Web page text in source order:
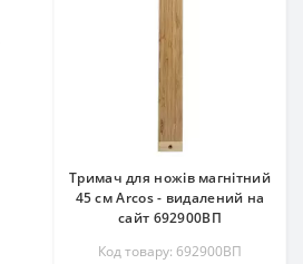
Тримач для ножів магнітний
45 см Arcos - видалений на
сайт 692900ВП
Код товару: 692900ВП